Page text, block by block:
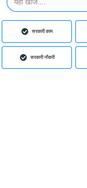
सरकारी काम
सरकारी नौकरी